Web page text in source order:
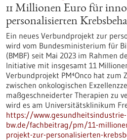
11 Millionen Euro für
personalisierten
Ein neues Verbundprojekt zur
wird vom Bundesministerium für
(BMBF) seit Mai 2023 im Rahmen
Initiative mit insgesamt 11
Verbundprojekt PM⁴Onco hat zum
zwischen onkologischen
maßgeschneiderter Therapien zu
wird es am Universitätsklinikum
https://www.gesundheitsindustrie-
bw.de/fachbeitrag/pm/11-
projekt-zur-personalisierten-